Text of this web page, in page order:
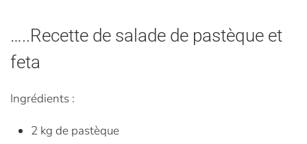
…..Recette de salade de pastèque et
feta
Ingrédients :
2 kg de pastèque